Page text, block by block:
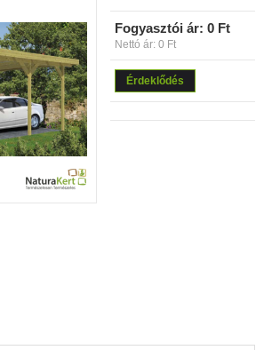
Fogyasztói ár: 0 Ft
Nettó ár: 0 Ft
Érdeklődés